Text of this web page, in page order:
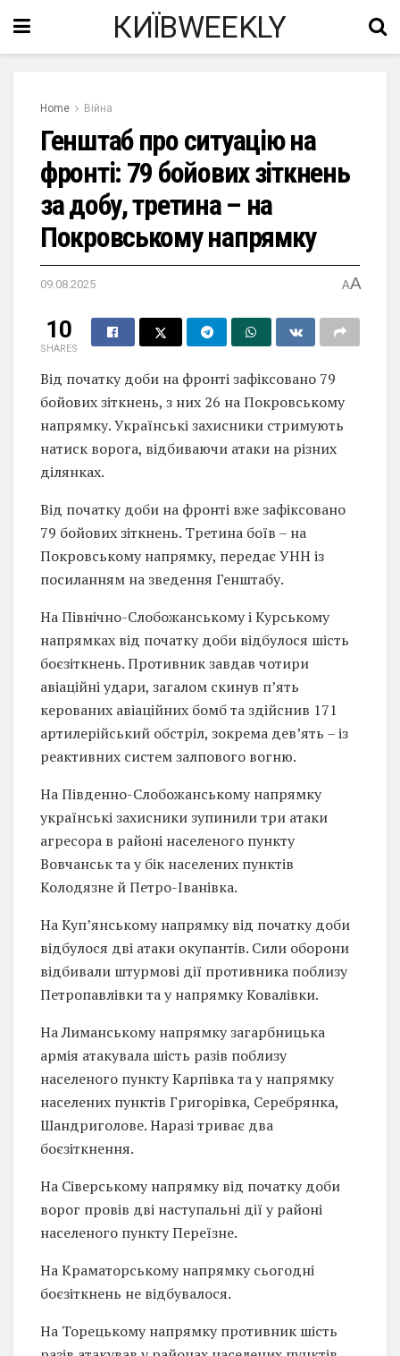
КИЇВWEEKLY
Home Війна
Генштаб про ситуацію на
фронті: 79 бойових зіткнень
за добу, третина – на
Покровському напрямку
09.08.2025 AA
10
SHARES
Від початку доби на фронті зафіксовано 79
бойових зіткнень, з них 26 на Покровському
напрямку. Українські захисники стримують
натиск ворога, відбиваючи атаки на різних
ділянках.
Від початку доби на фронті вже зафіксовано
79 бойових зіткнень. Третина боїв – на
Покровському напрямку, передає УНН із
посиланням на зведення Генштабу.
На Північно-Слобожанському і Курському
напрямках від початку доби відбулося шість
боєзіткнень. Противник завдав чотири
авіаційні удари, загалом скинув п’ять
керованих авіаційних бомб та здійснив 171
артилерійський обстріл, зокрема дев’ять – із
реактивних систем залпового вогню.
На Південно-Слобожанському напрямку
українські захисники зупинили три атаки
агресора в районі населеного пункту
Вовчанськ та у бік населених пунктів
Колодязне й Петро-Іванівка.
На Куп’янському напрямку від початку доби
відбулося дві атаки окупантів. Сили оборони
відбивали штурмові дії противника поблизу
Петропавлівки та у напрямку Ковалівки.
На Лиманському напрямку загарбницька
армія атакувала шість разів поблизу
населеного пункту Карпівка та у напрямку
населених пунктів Григорівка, Серебрянка,
Шандриголове. Наразі триває два
боєзіткнення.
На Сіверському напрямку від початку доби
ворог провів дві наступальні дії у районі
населеного пункту Переїзне.
На Краматорському напрямку сьогодні
боєзіткнень не відбувалося.
На Торецькому напрямку противник шість